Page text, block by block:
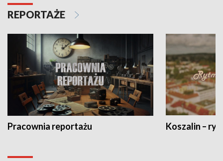
REPORTAŻE
Pracownia reportażu Koszalin –